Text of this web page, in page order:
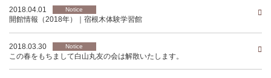
2018.04.01 Notice
開館情報（2018年）｜宿根木体験学習館
2018.03.30 Notice
この春をもちまして白山丸友の会は解散いたします。